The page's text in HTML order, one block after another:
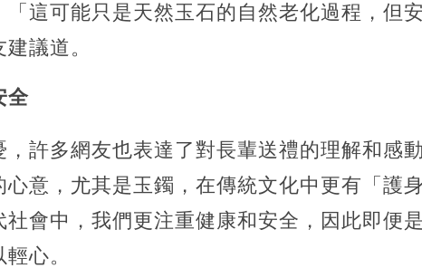
這可能只是天然玉石的自然老化過程，但
議道。
全
許多網友也表達了對長輩送禮的理解和感
意，尤其是玉鐲，在傳統文化中更有「護
會中，我們更注重健康和安全，因此即便
心。